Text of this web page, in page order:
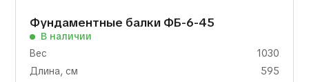
Фундаментные балки ФБ-6-45
В наличии
Вес
1030
Длина, см
595